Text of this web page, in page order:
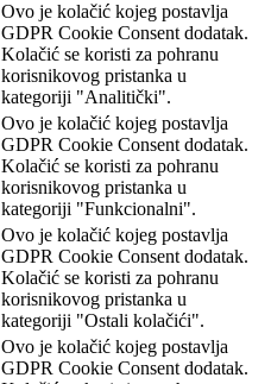
Ovo je kolačić kojeg postavlja
GDPR Cookie Consent dodatak.
Kolačić se koristi za pohranu
korisnikovog pristanka u
kategoriji "Analitički".
Ovo je kolačić kojeg postavlja
GDPR Cookie Consent dodatak.
Kolačić se koristi za pohranu
korisnikovog pristanka u
kategoriji "Funkcionalni".
Ovo je kolačić kojeg postavlja
GDPR Cookie Consent dodatak.
Kolačić se koristi za pohranu
korisnikovog pristanka u
kategoriji "Ostali kolačići".
Ovo je kolačić kojeg postavlja
GDPR Cookie Consent dodatak.